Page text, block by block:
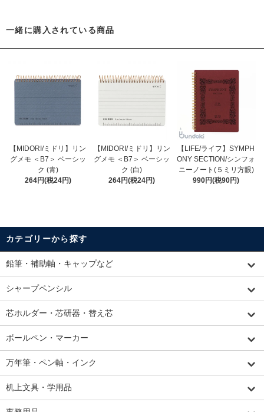
一緒に購入されている商品
【MIDORI/ミドリ】リン
グメモ ＜B7＞ ベーシッ
ク (青)
264円(税24円)
【MIDORI/ミドリ】リン
グメモ ＜B7＞ ベーシッ
ク (白)
264円(税24円)
【LIFE/ライフ】SYMPH
ONY SECTION/シンフォ
ニーノート(５ミリ方眼)
990円(税90円)
カテゴリーから探す
鉛筆・補助軸・キャップなど
シャープペンシル
芯ホルダー・芯研器・替え芯
ボールペン・マーカー
万年筆・ペン軸・インク
机上文具・学用品